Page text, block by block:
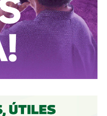
ni intenten ganarle al
ciclovías, pero usémoslas
háganlo bien, y no
por centrarse solo en
entrando a un parque